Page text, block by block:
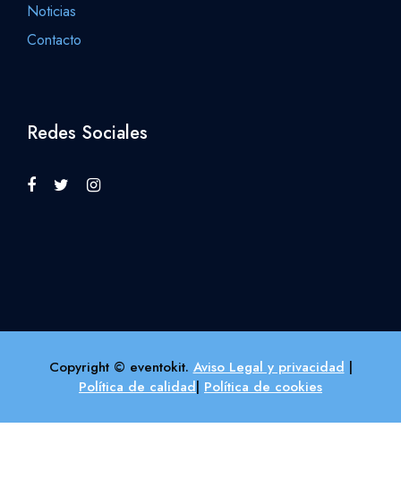
Noticias
Contacto
Redes Sociales
Copyright © eventokit. Aviso Legal y privacidad |
Política de calidad| Política de cookies